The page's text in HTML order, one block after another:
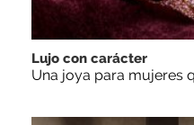
Lujo con carácter
Una joya para mujeres